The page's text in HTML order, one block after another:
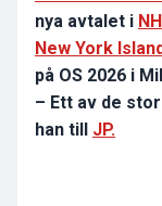
nya avtalet i
New York
på OS 2026 i
– Ett av de
han till JP.